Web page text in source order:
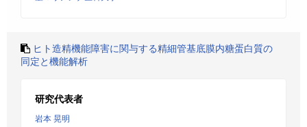
ヒト造精機能障害に関与する精細管基底膜内糖蛋白質の
同定と機能解析
研究代表者
岩本 晃明